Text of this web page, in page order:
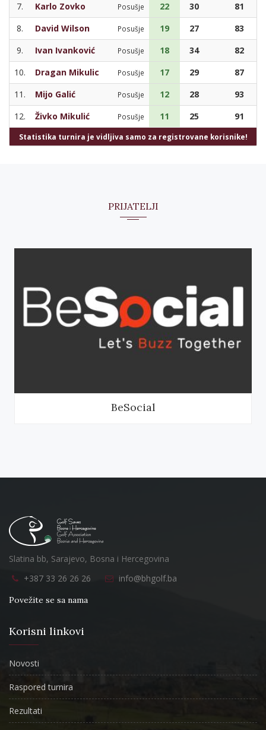
7.
Karlo Zovko Posušje 22 30
81
8.
David Wilson Posušje 19 27
83
9.
Ivan Ivanković Posušje 18 34
82
10.
Dragan Mikulic Posušje 17 29
87
11.
Mijo Galić Posušje 12 28
93
12.
Živko Mikulić Posušje 11 25 91
Statistika turnira je vidljiva samo za registrovane korisnike!
PRIJATELJI
BeSocial
Slatina bb, Sarajevo, Bosna i Hercegovina
+387 33 26 26 26
info@bhgolf.ba
Povežite se sa nama
Korisni linkovi
Novosti
Raspored turnira
Rezultati